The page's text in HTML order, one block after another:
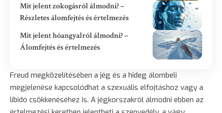
Mit jelent zokogásról álmodni? –
Részletes álomfejtés és értelmezés
Mit jelent hóangyalról álmodni? –
Álomfejtés és értelmezés
Freud megközelítésében a jég és a hideg álombeli
megjelenése kapcsolódhat a szexuális elfojtáshoz vagy a
libidó csökkenéséhez is. A jégkorszakról álmodni ebben az